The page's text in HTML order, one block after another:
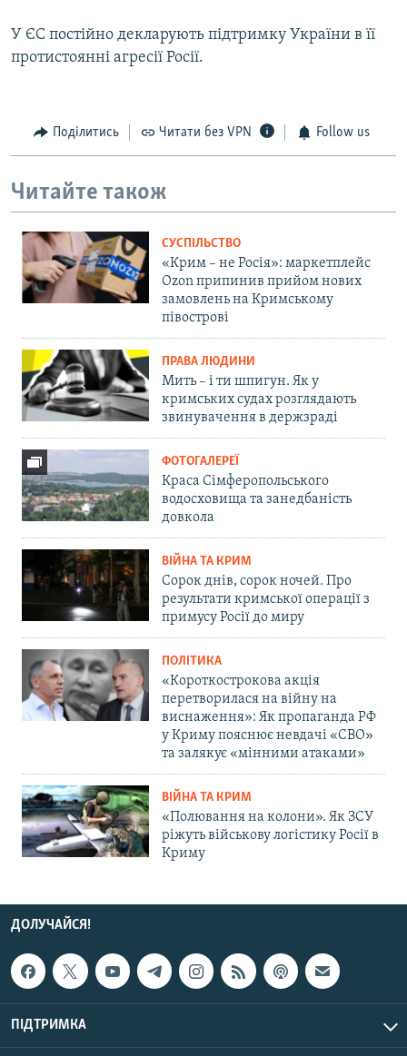
У ЄС постійно декларують підтримку України в її
протистоянні агресії Росії.
Поділитись Читати без VPN Follow us
Читайте також
СУСПІЛЬСТВО
«Крим – не Росія»: маркетплейс
Ozon припинив прийом нових
замовлень на Кримському
півострові
ПРАВА ЛЮДИНИ
Мить – і ти шпигун. Як у
кримських судах розглядають
звинувачення в держзраді
ФОТОГАЛЕРЕЇ
Краса Сімферопольського
водосховища та занедбаність
довкола
ВІЙНА ТА КРИМ
Сорок днів, сорок ночей. Про
результати кримської операції з
примусу Росії до миру
ПОЛІТИКА
«Короткострокова акція
перетворилася на війну на
виснаження»: Як пропаганда РФ
у Криму пояснює невдачі «СВО»
та залякує «мінними атаками»
ВІЙНА ТА КРИМ
«Полювання на колони». Як ЗСУ
ріжуть військову логістику Росії в
Криму
ДОЛУЧАЙСЯ!
ПІДТРИМКА